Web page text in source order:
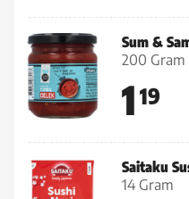
Sum &
200 Gram
1 19
Saitaku
14 Gram